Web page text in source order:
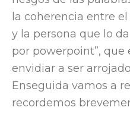
la coherencia entre
y la persona que lo
por powerpoint”, que
envidiar a ser
Enseguida vamos a
recordemos